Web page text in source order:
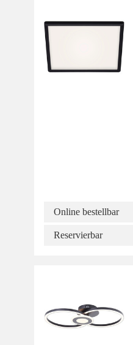
Online bestellbar
Reservierbar